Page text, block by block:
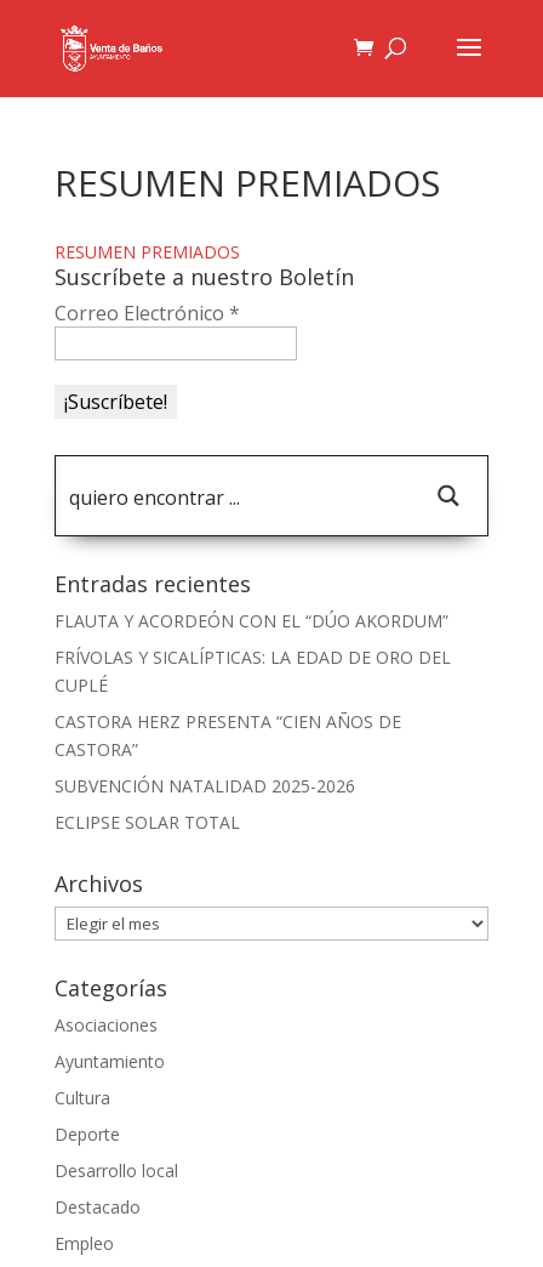
RESUMEN PREMIADOS
RESUMEN PREMIADOS
Suscríbete a nuestro Boletín
Correo Electrónico *
Entradas recientes
FLAUTA Y ACORDEÓN CON EL “DÚO AKORDUM”
FRÍVOLAS Y SICALÍPTICAS: LA EDAD DE ORO DEL
CUPLÉ
CASTORA HERZ PRESENTA “CIEN AÑOS DE
CASTORA”
SUBVENCIÓN NATALIDAD 2025-2026
ECLIPSE SOLAR TOTAL
Archivos
Archivos
Categorías
Asociaciones
Ayuntamiento
Cultura
Deporte
Desarrollo local
Destacado
Empleo